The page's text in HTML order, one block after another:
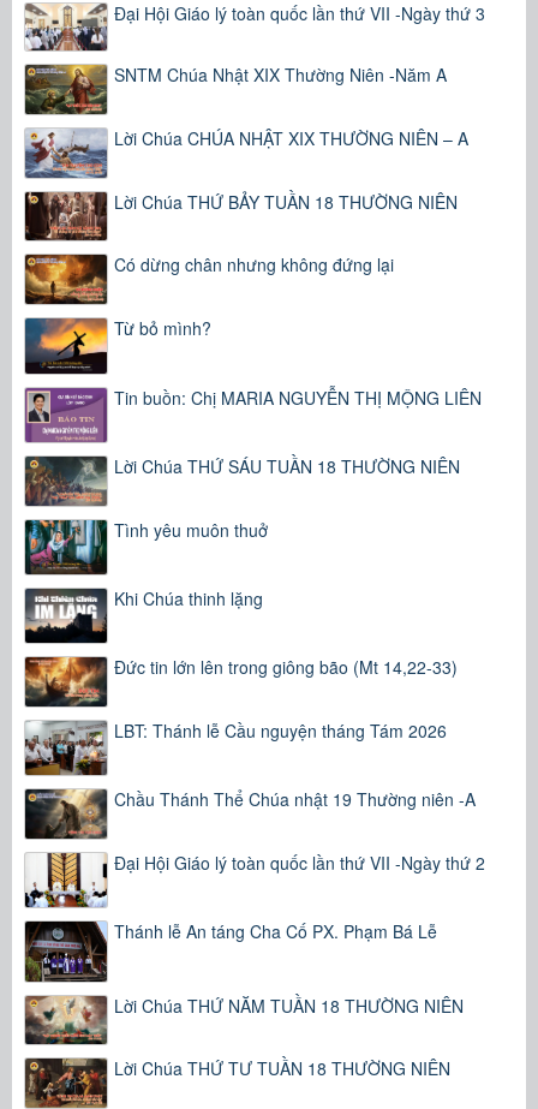
Đại Hội Giáo lý toàn quốc lần thứ VII -Ngày thứ 3
SNTM Chúa Nhật XIX Thường Niên -Năm A
Lời Chúa CHÚA NHẬT XIX THƯỜNG NIÊN – A
Lời Chúa THỨ BẢY TUẦN 18 THƯỜNG NIÊN
Có dừng chân nhưng không đứng lại
Từ bỏ mình?
Tin buồn: Chị MARIA NGUYỄN THỊ MỘNG LIÊN
Lời Chúa THỨ SÁU TUẦN 18 THƯỜNG NIÊN
Tình yêu muôn thuở
Khi Chúa thinh lặng
Đức tin lớn lên trong giông bão (Mt 14,22-33)
LBT: Thánh lễ Cầu nguyện tháng Tám 2026
Chầu Thánh Thể Chúa nhật 19 Thường niên -A
Đại Hội Giáo lý toàn quốc lần thứ VII -Ngày thứ 2
Thánh lễ An táng Cha Cố PX. Phạm Bá Lễ
Lời Chúa THỨ NĂM TUẦN 18 THƯỜNG NIÊN
Lời Chúa THỨ TƯ TUẦN 18 THƯỜNG NIÊN